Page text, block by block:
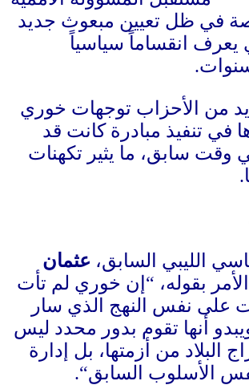
في ظل تعيين مبعوث جديد
يعرف انقساماً سياسياً
.
من الأحزاب توجهات خوري
في تنفيذ مبادرة كانت قد
وقت سابق، ما يثير تكهنات
.
الليبي السابق، عثمان
بقوله، “ إن خوري لم تأت
على نفس النهج الذي سار
أنها تقوم بدور محدد ليس
البلاد من أزمتها، بل إدارة
الأسلوب السابق“.